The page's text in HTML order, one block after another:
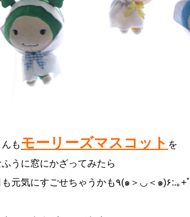
もモーリーズマスコット を
ふうに窓にかざってみたら
雨の日も元気にすごせちゃうかも٩(๑＞◡＜๑)۶:.｡+ﾟ